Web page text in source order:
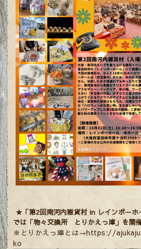
★「第2回南河内雑貨村 in レインボーホ
では「物々交換所 とりかえっ庫」を開
※ とりかえっ庫とは→https://
ko